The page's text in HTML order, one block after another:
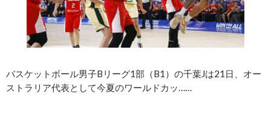
バスケットボール男子Bリーグ1部（B1）の千葉Jは21日、オー
ストラリア代表として今夏のワールドカッ……